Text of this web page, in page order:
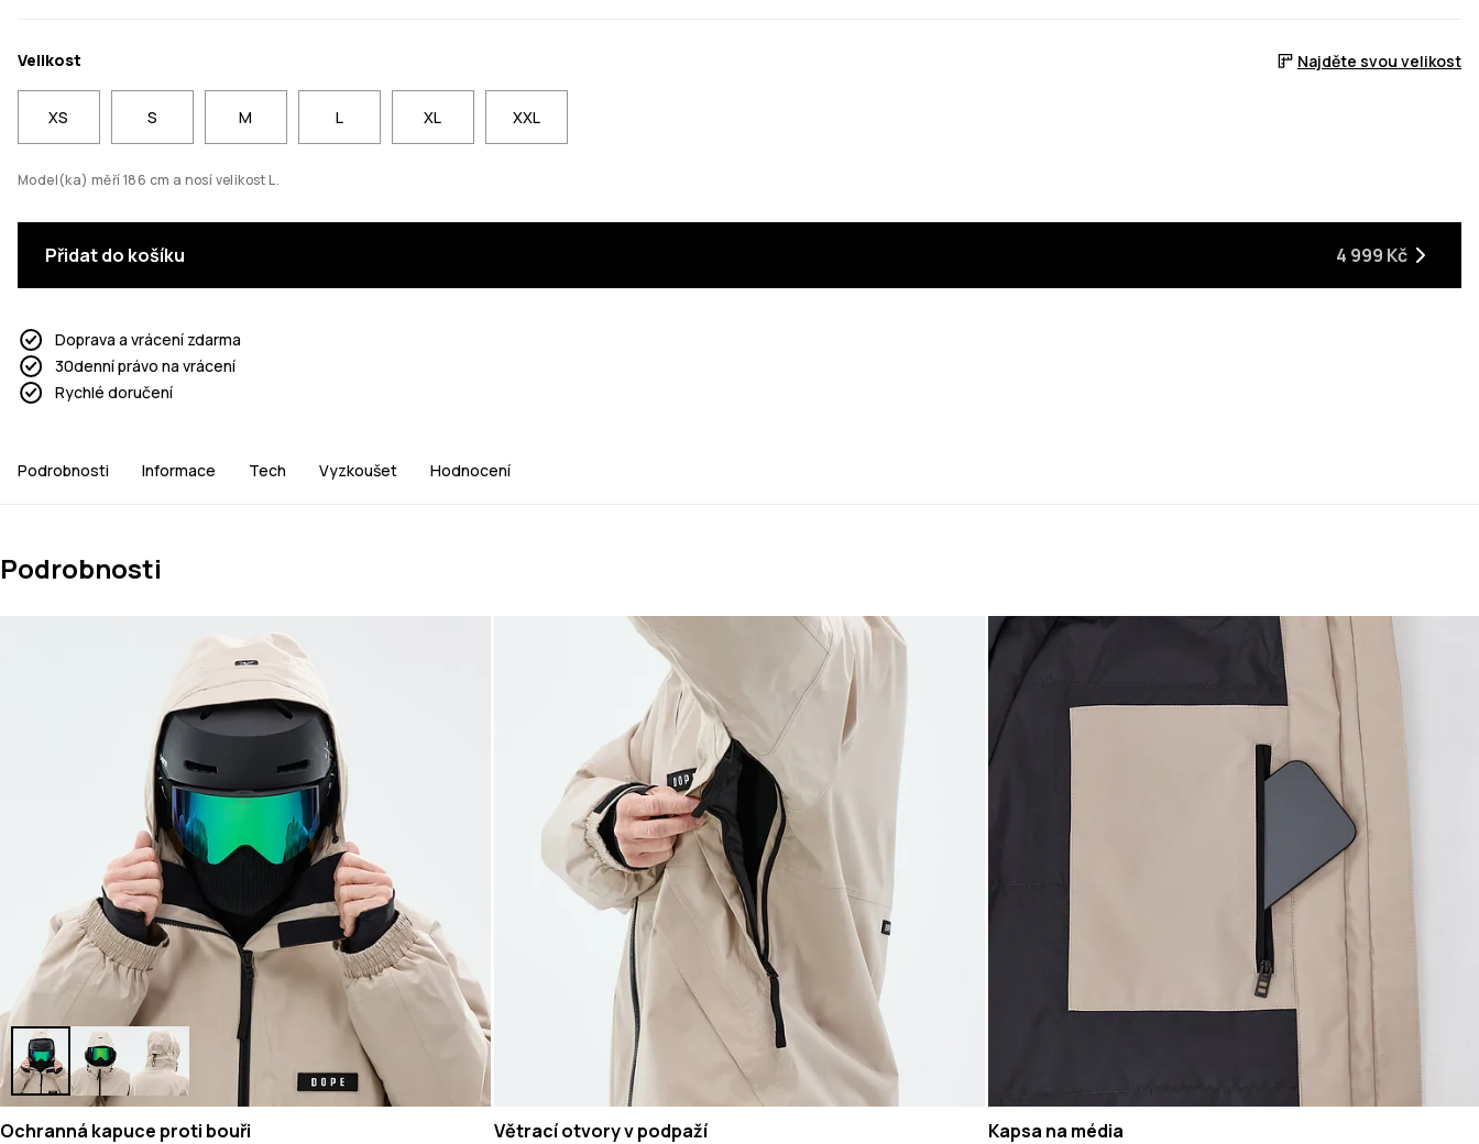
Velikost Najděte svou velikost
XS S M L XL XXL
Model(ka) měří 186 cm a nosí velikost L.
Přidat do košíku 4 999 Kč
Doprava a vrácení zdarma
30denní právo na vrácení
Rychlé doručení
Podrobnosti Informace Tech Vyzkoušet Hodnocení
Podrobnosti
Ochranná kapuce proti bouři Větrací otvory v podpaží Kapsa na média